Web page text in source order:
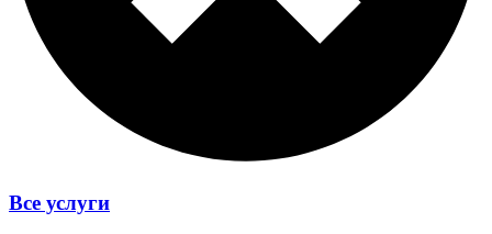
Все услуги